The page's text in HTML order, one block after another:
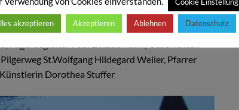
mit der Gemeinde Kollnburg und dem Verein
in 7 Dörfern“. Im Bild zu sehen sind unter anderen:
Pilgerbegleiter Paul Zetzelsmann, Geschichten-
St.Wolfgang Hildegard Weiler, Pfarrer
Dorothea Stuffer
Cookie Einstellung
akzeptieren Akzeptieren Ablehnen Datenschutz